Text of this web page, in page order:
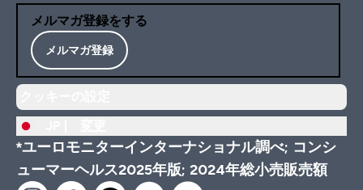
メルマガ登録をする
メルマガ登録
*ユーロモニターインターナショナル調べ; コンシ
ューマーヘルス2025年版; 2024年総小売販売額